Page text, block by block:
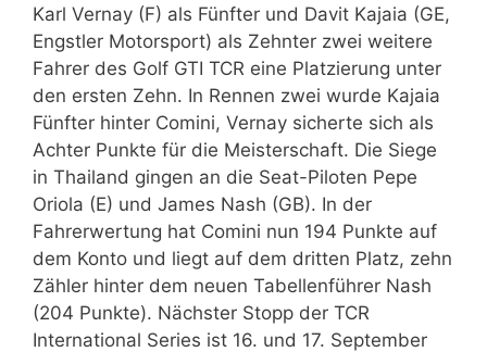
Karl Vernay (F) als Fünfter und Davit Kajaia (GE,
Engstler Motorsport) als Zehnter zwei weitere
Fahrer des Golf GTI TCR eine Platzierung unter
den ersten Zehn. In Rennen zwei wurde Kajaia
Fünfter hinter Comini, Vernay sicherte sich als
Achter Punkte für die Meisterschaft. Die Siege
in Thailand gingen an die Seat-Piloten Pepe
Oriola (E) und James Nash (GB). In der
Fahrerwertung hat Comini nun 194 Punkte auf
dem Konto und liegt auf dem dritten Platz, zehn
Zähler hinter dem neuen Tabellenführer Nash
(204 Punkte). Nächster Stopp der TCR
International Series ist 16. und 17. September